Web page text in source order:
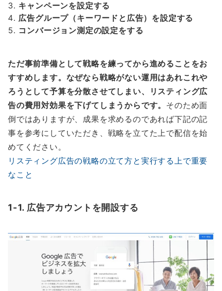
キャンペーンを設定する
広告グループ（キーワードと広告）を設定する
コンバージョン測定の設定をする
ただ事前準備として戦略を練ってから進めることをお
すすめします。なぜなら戦略がない運用はあれこれや
ろうとして予算を分散させてしまい、リスティング広
告の費用対効果を下げてしまうからです。 そのため面
倒ではありますが、成果を求めるのであれば下記の記
事を参考にしていただき、戦略を立てた上で配信を始
めてください。
リスティング広告の戦略の立て方と実行する上で重要
なこと
1-1. 広告アカウントを開設する